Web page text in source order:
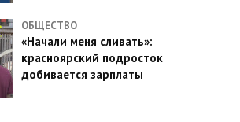
ОБЩЕСТВО
«Начали меня сливать»:
красноярский подросток
добивается зарплаты